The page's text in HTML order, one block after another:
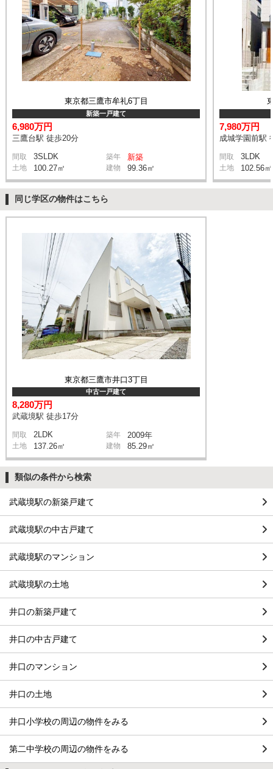
東京都三鷹市牟礼6丁目
新築一戸建て
6,980万円
三鷹台駅 徒歩20分
間取 3SLDK 築年 新築
土地 100.27㎡ 建物 99.36㎡
7,980万円
成城学園前駅
間取 3LDK
土地 102.56㎡
同じ学区の物件はこちら
東京都三鷹市井口3丁目
中古一戸建て
8,280万円
武蔵境駅 徒歩17分
間取 2LDK 築年 2009年
土地 137.26㎡ 建物 85.29㎡
類似の条件から検索
武蔵境駅の新築戸建て
武蔵境駅の中古戸建て
武蔵境駅のマンション
武蔵境駅の土地
井口の新築戸建て
井口の中古戸建て
井口のマンション
井口の土地
井口小学校の周辺の物件をみる
第二中学校の周辺の物件をみる